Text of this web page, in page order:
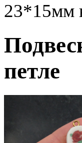
23*15мм
петле